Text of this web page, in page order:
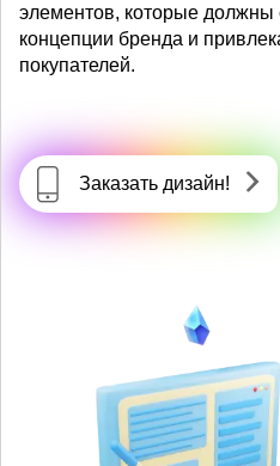
элементов, которые должны
концепции бренда и
покупателей.
Заказать дизайн!